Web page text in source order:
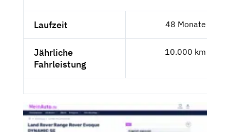
Laufzeit 48 Monate
Jährliche
Fahrleistung
10.000 km